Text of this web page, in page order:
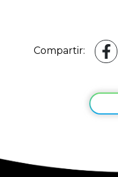
Compartir: